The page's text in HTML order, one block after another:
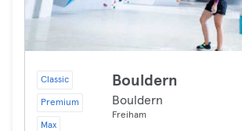
Classic
Premium
Max
Bouldern
Bouldern
Freiham